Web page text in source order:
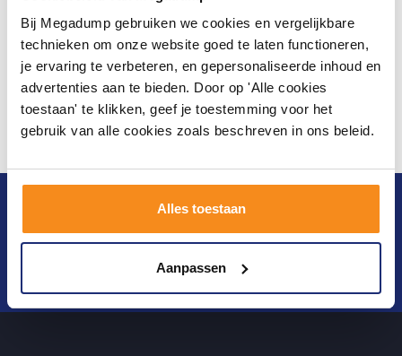
Bij Megadump gebruiken we cookies en vergelijkbare
technieken om onze website goed te laten functioneren,
je ervaring te verbeteren, en gepersonaliseerde inhoud en
advertenties aan te bieden. Door op 'Alle cookies
toestaan' te klikken, geef je toestemming voor het
gebruik van alle cookies zoals beschreven in ons beleid.
Alles toestaan
Aanpassen
Blijf op de hoogte van het laatste nieuws en
ontwikkelingen